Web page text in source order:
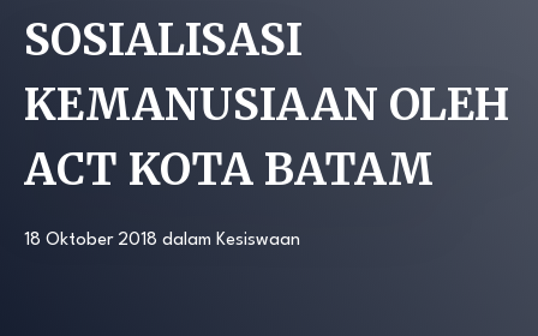
SOSIALISASI
KEMANUSIAAN OLEH
ACT KOTA BATAM
18 Oktober 2018 dalam Kesiswaan